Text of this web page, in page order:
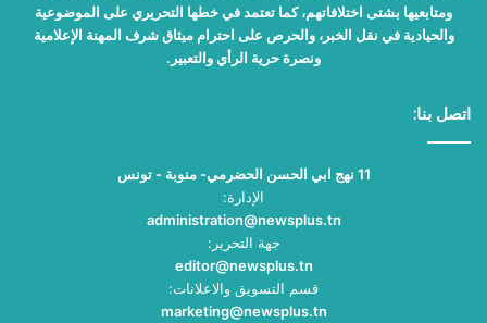
ومتابعيها بشتى اختلافاتهم، كما تعتمد في خطها التحريري على الموضوعية
والحيادية في نقل الخبر، والحرص على احترام ميثاق شرف المهنة الإعلامية
ونصرة حرية الرأي والتعبير.
اتصل بنا:
11 نهج ابي الحسن الحضرمي- منوبة - تونس
الإدارة:
administration@newsplus.tn
جهة التحرير:
editor@newsplus.tn
قسم التسويق والاعلانات:
marketing@newsplus.tn